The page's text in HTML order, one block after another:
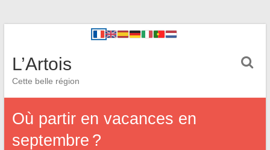
L’Artois
Cette belle région
Où partir en vacances en
septembre ?